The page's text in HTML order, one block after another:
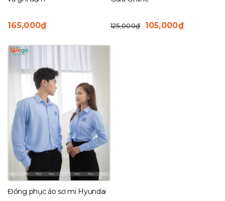
165,000₫ 125,000₫
Giá
105,000₫Giá
Đồng phục áo sơ mi Hyundai